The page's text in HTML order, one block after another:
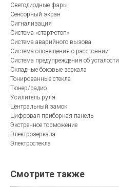
Светодиодные фары
Сенсорный экран
Сигнализация
Система «старт-стоп»
Система аварийного вызова
Система оповещения о расстоянии
Система предупреждения об усталости
Складные боковые зеркала
Тонированные стекла
Тюнер/радио
Усилитель руля
Центральный замок
Цифровая приборная панель
Экстренное торможение
Электрозеркала
Электростекла
Смотрите также